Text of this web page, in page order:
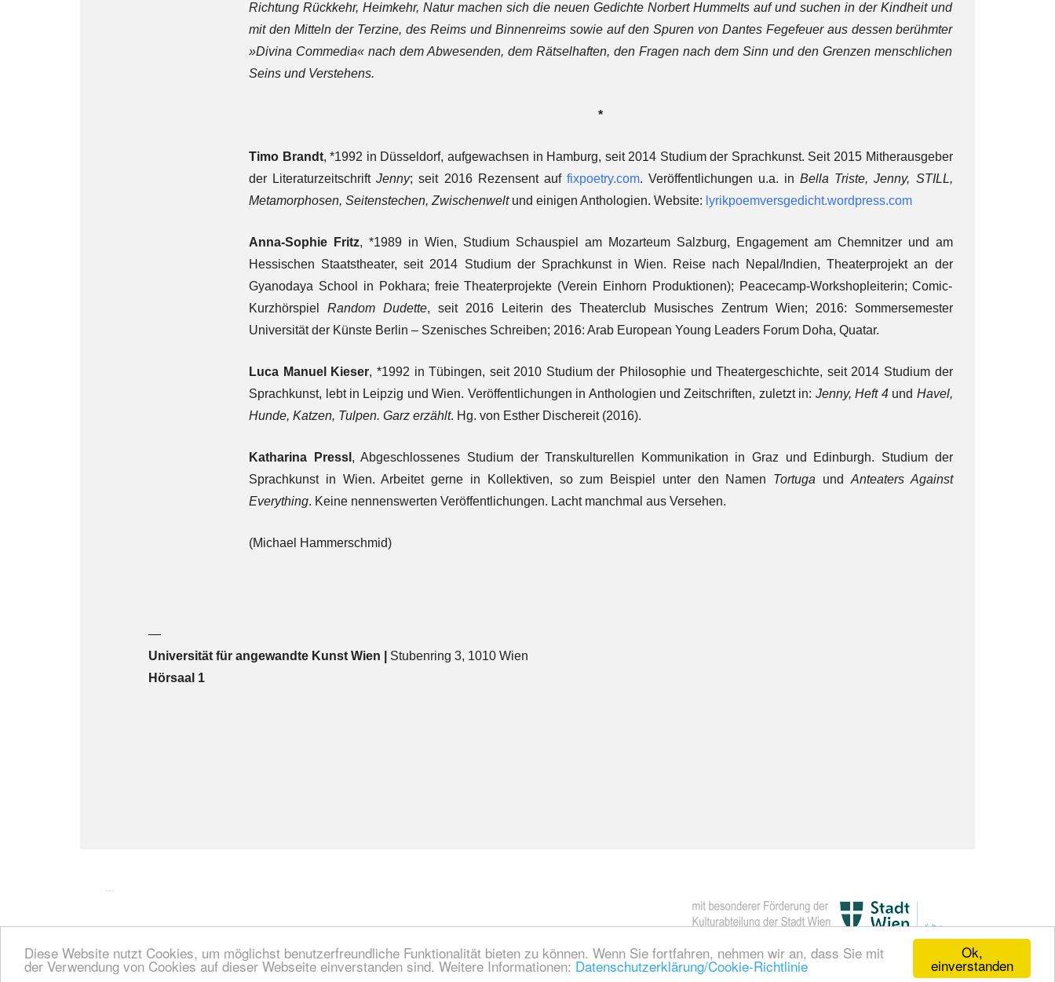
Ok,
einverstanden
Diese Website nutzt Cookies, um möglichst benutzerfreundliche Funktionalität bieten zu können. Wenn Sie fortfahren, nehmen wir an, dass Sie mit
der Verwendung von Cookies auf dieser Webseite einverstanden sind. Weitere Informationen: Datenschutzerklärung/Cookie-Richtlinie
Richtung Rückkehr, Heimkehr, Natur machen sich die neuen Gedichte Norbert Hummelts auf und suchen in der Kindheit und
mit den Mitteln der Terzine, des Reims und Binnenreims sowie auf den Spuren von Dantes Fegefeuer aus dessen berühmter
»Divina Commedia« nach dem Abwesenden, dem Rätselhaften, den Fragen nach dem Sinn und den Grenzen menschlichen
Seins und Verstehens.
*
Timo Brandt, *1992 in Düsseldorf, aufgewachsen in Hamburg, seit 2014 Studium der Sprachkunst. Seit 2015 Mitherausgeber
der LiteraturzeitschriftJenny; seit 2016 Rezensent auf fixpoetry.com. Veröffentlichungen u.a. inBella Triste, Jenny, STILL,
Metamorphosen, Seitenstechen, Zwischenweltund einigen Anthologien. Website: lyrikpoemversgedicht.wordpress.com
Anna-Sophie Fritz, *1989 in Wien, Studium Schauspiel am Mozarteum Salzburg, Engagement am Chemnitzer und am
Hessischen Staatstheater, seit 2014 Studium der Sprachkunst in Wien. Reise nach Nepal/Indien, Theaterprojekt an der
Gyanodaya School in Pokhara; freie Theaterprojekte (Verein Einhorn Produktionen); Peacecamp-Workshopleiterin; Comic-
KurzhörspielRandom Dudette, seit 2016 Leiterin des Theaterclub Musisches Zentrum Wien; 2016: Sommersemester
Universität der Künste Berlin – Szenisches Schreiben; 2016: Arab European Young Leaders Forum Doha, Quatar.
Luca Manuel Kieser, *1992 in Tübingen, seit 2010 Studium der Philosophie und Theatergeschichte, seit 2014 Studium der
Sprachkunst, lebt in Leipzig und Wien. Veröffentlichungen in Anthologien und Zeitschriften, zuletzt in: Jenny, Heft 4 und Havel,
Hunde, Katzen, Tulpen. Garz erzählt. Hg. von Esther Dischereit (2016).
Katharina Pressl , Abgeschlossenes Studium der Transkulturellen Kommunikation in Graz und Edinburgh. Studium der
Sprachkunst in Wien. Arbeitet gerne in Kollektiven, so zum Beispiel unter den Namen Tortuga und Anteaters Against
Everything. Keine nennenswerten Veröffentlichungen. Lacht manchmal aus Versehen.
(Michael Hammerschmid)
—
Universität für angewandte Kunst Wien | Stubenring 3, 1010 Wien
Hörsaal 1